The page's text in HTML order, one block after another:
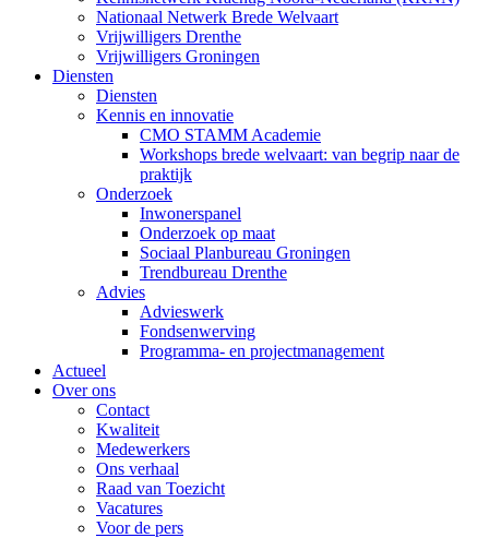
Nationaal Netwerk Brede Welvaart
Vrijwilligers Drenthe
Vrijwilligers Groningen
Diensten
Diensten
Kennis en innovatie
CMO STAMM Academie
Workshops brede welvaart: van begrip naar de
praktijk
Onderzoek
Inwonerspanel
Onderzoek op maat
Sociaal Planbureau Groningen
Trendbureau Drenthe
Advies
Advieswerk
Fondsenwerving
Programma- en projectmanagement
Actueel
Over ons
Contact
Kwaliteit
Medewerkers
Ons verhaal
Raad van Toezicht
Vacatures
Voor de pers